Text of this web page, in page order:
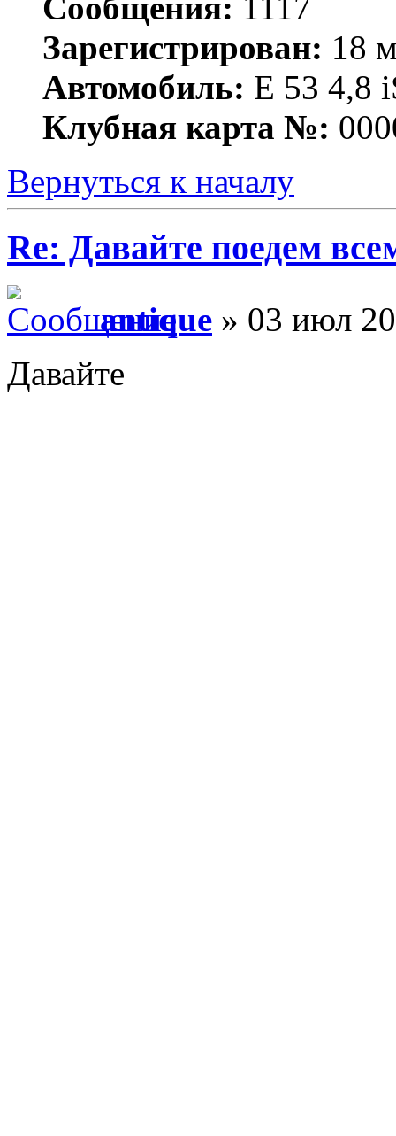
Зарегистрирован: 18
Автомобиль: Е 53 4,8
Клубная карта №:
Вернуться к началу
Re: Давайте поедем
antique » 03 июл
Давайте